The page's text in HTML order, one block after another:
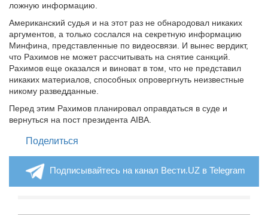
ложную информацию.
Американский судья и на этот раз не обнародовал никаких
аргументов, а только сослался на секретную информацию
Минфина, представленные по видеосвязи. И вынес вердикт,
что Рахимов не может рассчитывать на снятие санкций.
Рахимов еще оказался и виноват в том, что не представил
никаких материалов, способных опровергнуть неизвестные
никому разведданные.
Перед этим Рахимов планировал оправдаться в суде и
вернуться на пост президента AIBA.
Поделиться
Подписывайтесь на канал Вести.UZ в Telegram